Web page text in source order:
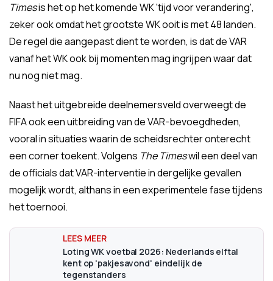
Timesis het op het komende WK 'tijd voor verandering',
zeker ook omdat het grootste WK ooit is met 48 landen.
De regel die aangepast dient te worden, is dat de VAR
vanaf het WK ook bij momenten mag ingrijpen waar dat
nu nog niet mag.
Naast het uitgebreide deelnemersveld overweegt de
FIFA ook een uitbreiding van de VAR-bevoegdheden,
vooral in situaties waarin de scheidsrechter onterecht
een corner toekent. Volgens The Timeswil een deel van
de officials dat VAR-interventie in dergelijke gevallen
mogelijk wordt, althans in een experimentele fase tijdens
het toernooi.
Loting WK voetbal 2026: Nederlands elftal
kent op 'pakjesavond' eindelijk de
tegenstanders